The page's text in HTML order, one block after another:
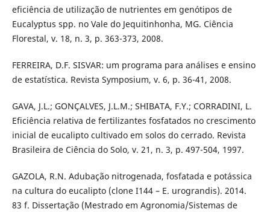
eficiência de utilização de nutrientes em genótipos de
Eucalyptus spp. no Vale do Jequitinhonha, MG. Ciência
Florestal, v. 18, n. 3, p. 363-373, 2008.
FERREIRA, D.F. SISVAR: um programa para análises e ensino
de estatística. Revista Symposium, v. 6, p. 36-41, 2008.
GAVA, J.L.; GONÇALVES, J.L.M.; SHIBATA, F.Y.; CORRADINI, L.
Eficiência relativa de fertilizantes fosfatados no crescimento
inicial de eucalipto cultivado em solos do cerrado. Revista
Brasileira de Ciência do Solo, v. 21, n. 3, p. 497-504, 1997.
GAZOLA, R.N. Adubação nitrogenada, fosfatada e potássica
na cultura do eucalipto (clone I144 – E. urograndis). 2014.
83 f. Dissertação (Mestrado em Agronomia/Sistemas de